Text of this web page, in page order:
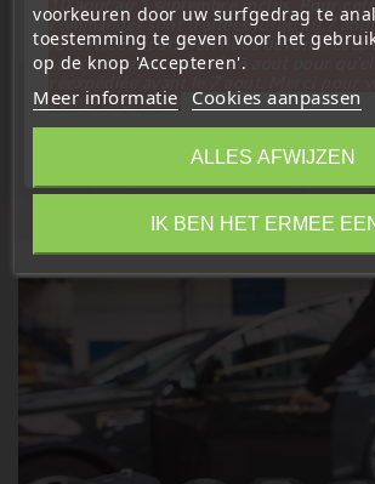
voorkeuren door uw surfgedrag te
toestemming te geven voor het
op de knop 'Accepteren'.
Meer informatie Cookies aanpassen
ALLES AFWIJZEN
IK BEN HET ERMEE
10 aout au 1 septembre inclus. Pour
commandes sont traitées jusqu'au 7 aout
le service réparation nous devons
télécommande avant le 6 aout pour
compréhension»
Sluit
Information